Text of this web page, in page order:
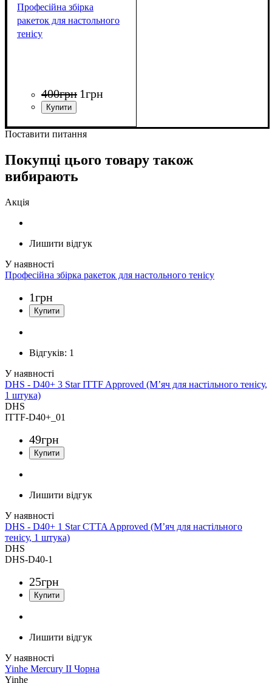
Професійна збірка
ракеток для настольного
тенісу
400грн 1грн
Поставити питання
Покупці цього товару також
вибирають
Акція
Лишити відгук
Професійна збірка ракеток для настольного тенісу
1грн
Відгуків: 1
DHS - D40+ 3 Star ITTF Approved (М’яч для настільного тенісу,
1 штука)
DHS
ITTF-D40+_01
49грн
Лишити відгук
DHS - D40+ 1 Star CTTA Approved (М’яч для настільного
тенісу, 1 штука)
DHS
DHS-D40-1
25грн
Лишити відгук
Yinhe Mercury II Чорна
Yinhe